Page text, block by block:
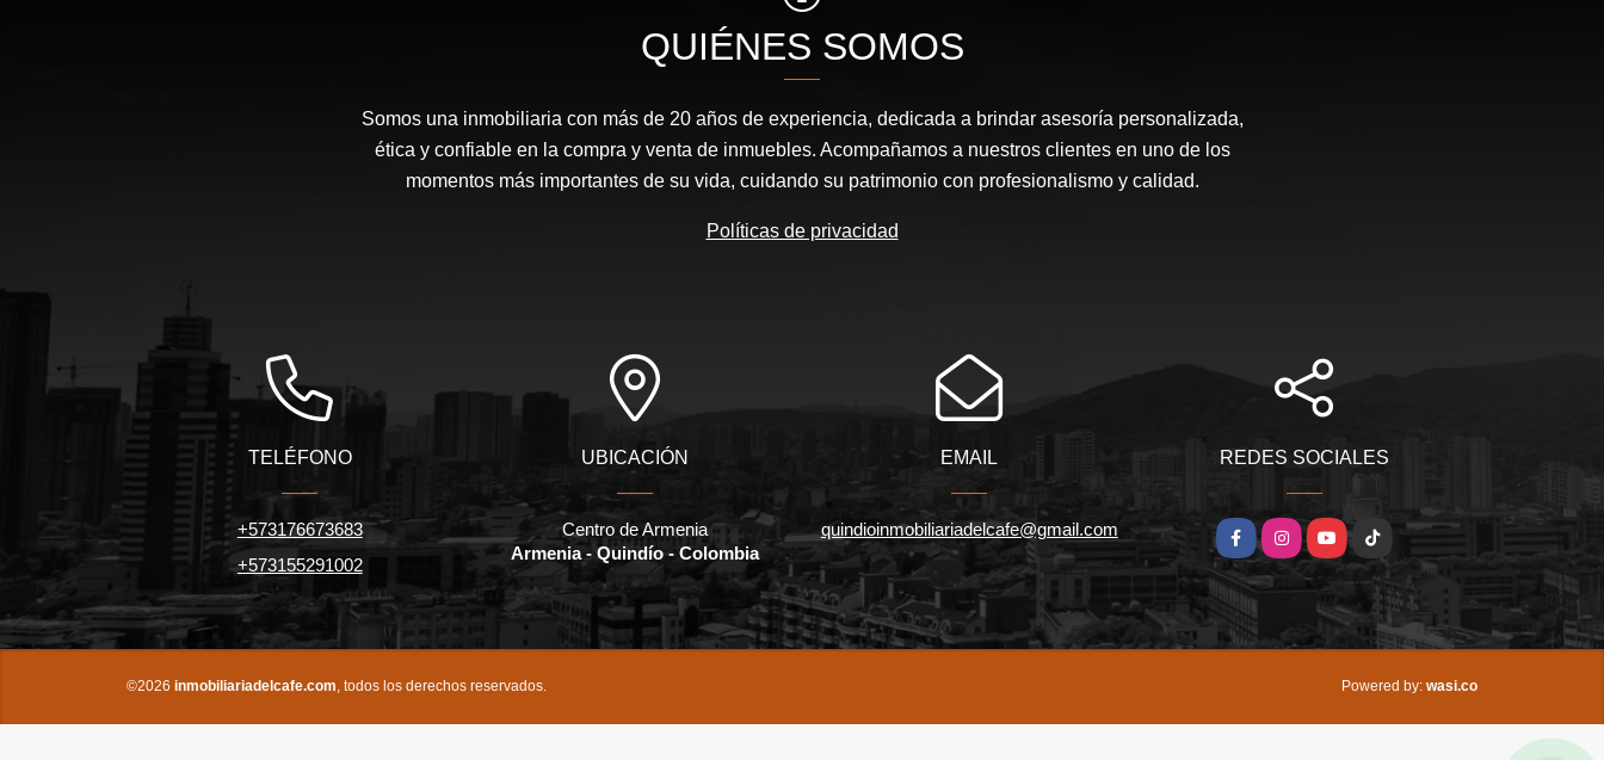
QUIÉNES SOMOS
Somos una inmobiliaria con más de 20 años de experiencia, dedicada a brindar asesoría personalizada,
ética y confiable en la compra y venta de inmuebles. Acompañamos a nuestros clientes en uno de los
momentos más importantes de su vida, cuidando su patrimonio con profesionalismo y calidad.
Políticas de privacidad
TELÉFONO
+573176673683
+573155291002
UBICACIÓN
Centro de Armenia
Armenia - Quindío - Colombia
EMAIL
quindioinmobiliariadelcafe@gmail.com
REDES SOCIALES
FacebookInstagramYouTubeTikTok
©2026 inmobiliariadelcafe.com , todos los derechos reservados. Powered by: wasi.co